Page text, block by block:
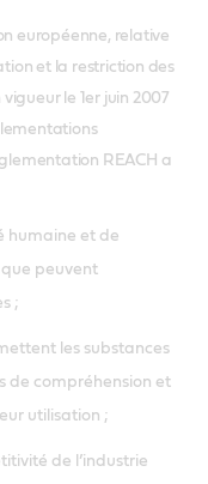
européenne, relative
et la restriction des
le 1er juin 2007
REACH a
humaine et de
que peuvent
;
les substances
de compréhension et
utilisation ;
de l’industrie